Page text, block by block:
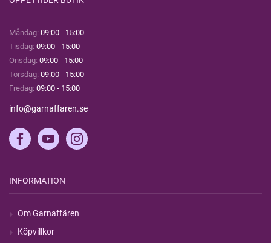
Måndag: 09:00 - 15:00
Tisdag: 09:00 - 15:00
Onsdag: 09:00 - 15:00
Torsdag: 09:00 - 15:00
Fredag: 09:00 - 15:00
info@garnaffaren.se
INFORMATION
Om Garnaffären
Köpvillkor